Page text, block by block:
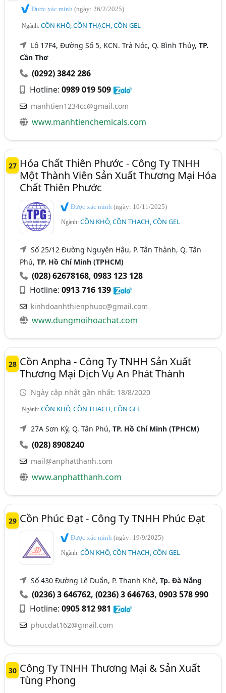
Được xác minh(ngày: 26/2/2025)
Ngành:CỒN KHÔ, CỒN THẠCH, CỒN GEL
Lô 17F4, Đường Số 5, KCN. Trà Nóc, Q. Bình Thủy,TP.
Cần Thơ
(0292) 3842 286
Hotline:0989 019 509
manhtien1234cc@gmail.com
www.manhtienchemicals.com
27 Hóa Chất Thiên Phước - Công Ty TNHH
Một Thành Viên Sản Xuất Thương Mại Hóa
Chất Thiên Phước
Được xác minh(ngày: 10/11/2025)
Ngành:CỒN KHÔ, CỒN THẠCH, CỒN GEL
Số 25/12 Đường Nguyễn Hậu, P. Tân Thành, Q. Tân
Phú,TP. Hồ Chí Minh (TPHCM)
(028) 62678168,0983 123 128
Hotline:0913 716 139
kinhdoanhthienphuoc@gmail.com
www.dungmoihoachat.com
28 Cồn Anpha - Công Ty TNHH Sản Xuất
Thương Mại Dịch Vụ An Phát Thành
Ngày cập nhật gần nhất: 18/8/2020
Ngành:CỒN KHÔ, CỒN THẠCH, CỒN GEL
27A Sơn Kỳ, Q. Tân Phú,TP. Hồ Chí Minh (TPHCM)
(028) 8908240
mail@anphatthanh.com
www.anphatthanh.com
29 Cồn Phúc Đạt - Công Ty TNHH Phúc Đạt
Được xác minh(ngày: 19/9/2025)
Ngành:CỒN KHÔ, CỒN THẠCH, CỒN GEL
Số 430 Đường Lê Duẩn, P. Thanh Khê,Tp. Đà Nẵng
(0236) 3 646762,(0236) 3 646763,0903 578 990
Hotline:0905 812 981
phucdat162@gmail.com
30 Công Ty TNHH Thương Mại & Sản Xuất
Tùng Phong